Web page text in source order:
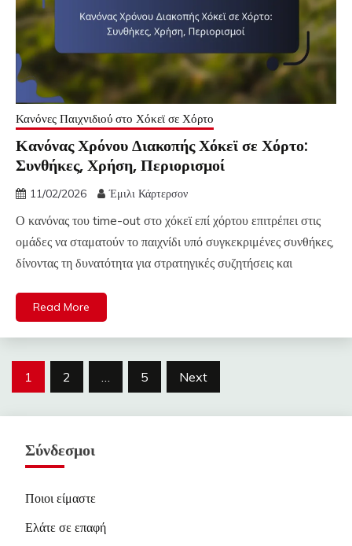
Κανόνες Παιχνιδιού στο Χόκεϊ σε Χόρτο
Κανόνας Χρόνου Διακοπής Χόκεϊ σε Χόρτο:
Συνθήκες, Χρήση, Περιορισμοί
11/02/2026 Έμιλι Κάρτερσον
Ο κανόνας του time-out στο χόκεϊ επί χόρτου επιτρέπει στις
ομάδες να σταματούν το παιχνίδι υπό συγκεκριμένες συνθήκες,
δίνοντας τη δυνατότητα για στρατηγικές συζητήσεις και
Read More
Posts
1 2 … 5 Next
Σύνδεσμοι
Ποιοι είμαστε
Ελάτε σε επαφή